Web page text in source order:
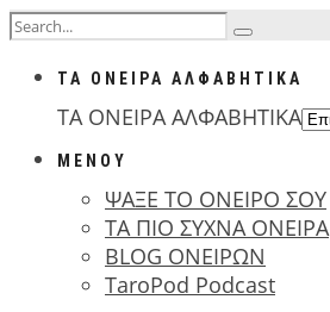
ΤΑ ΟΝΕΙΡΑ ΑΛΦΑΒΗΤΙΚΑ
ΤΑ ΟΝΕΙΡΑ ΑΛΦΑΒΗΤΙΚΑ
ΜΕΝΟΥ
ΨΑΞΕ ΤΟ ΟΝΕΙΡΟ ΣΟΥ
ΤΑ ΠΙΟ ΣΥΧΝΑ ΟΝΕΙΡΑ
BLOG ΟΝΕΙΡΩΝ
TaroPod Podcast